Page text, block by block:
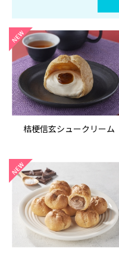
桔梗信玄シュークリーム